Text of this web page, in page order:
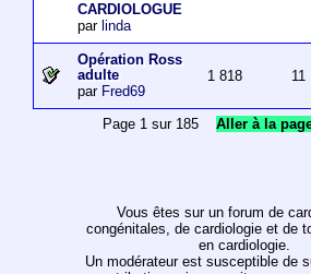
CARDIOLOGUE
par linda
Opération Ross
adulte
par Fred69
1 818 11
Page 1 sur 185Aller à la
Vous êtes sur un forum de
congénitales, de cardiologie et de
en cardiologie.
Un modérateur est susceptible de